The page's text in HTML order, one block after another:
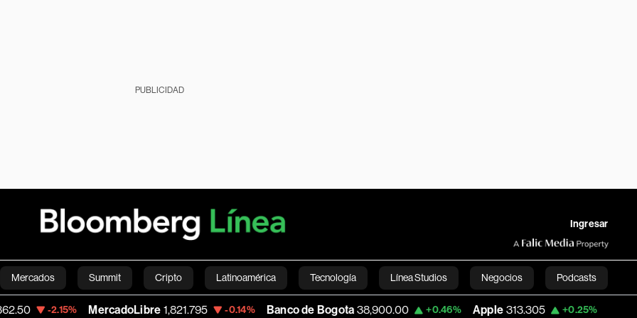
PUBLICIDAD
Ingresar
Mercados Summit Cripto Latinoamérica Tecnología Línea Studios Negocios Podcasts
Economía Estilo de vida Mundo Videos English
MercadoLibre 1,821.795 -0.14% Banco de Bogota 38,900.00 +0.46% Apple 313.305 +0.25% USD COP